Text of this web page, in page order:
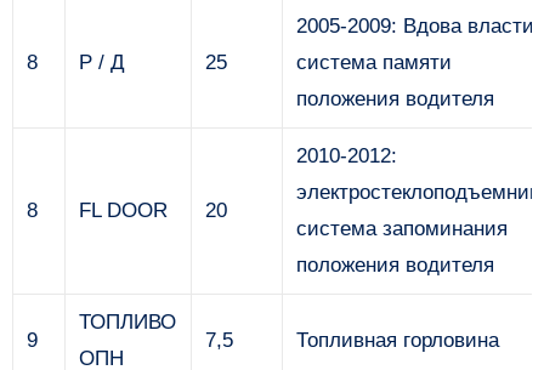
8 Р / Д 25
2005-2009: Вдова власти,
система памяти
положения водителя
8 FL DOOR 20
2010-2012:
система запоминания
положения водителя
9
ТОПЛИВО
ОПН
7,5 Топливная горловина